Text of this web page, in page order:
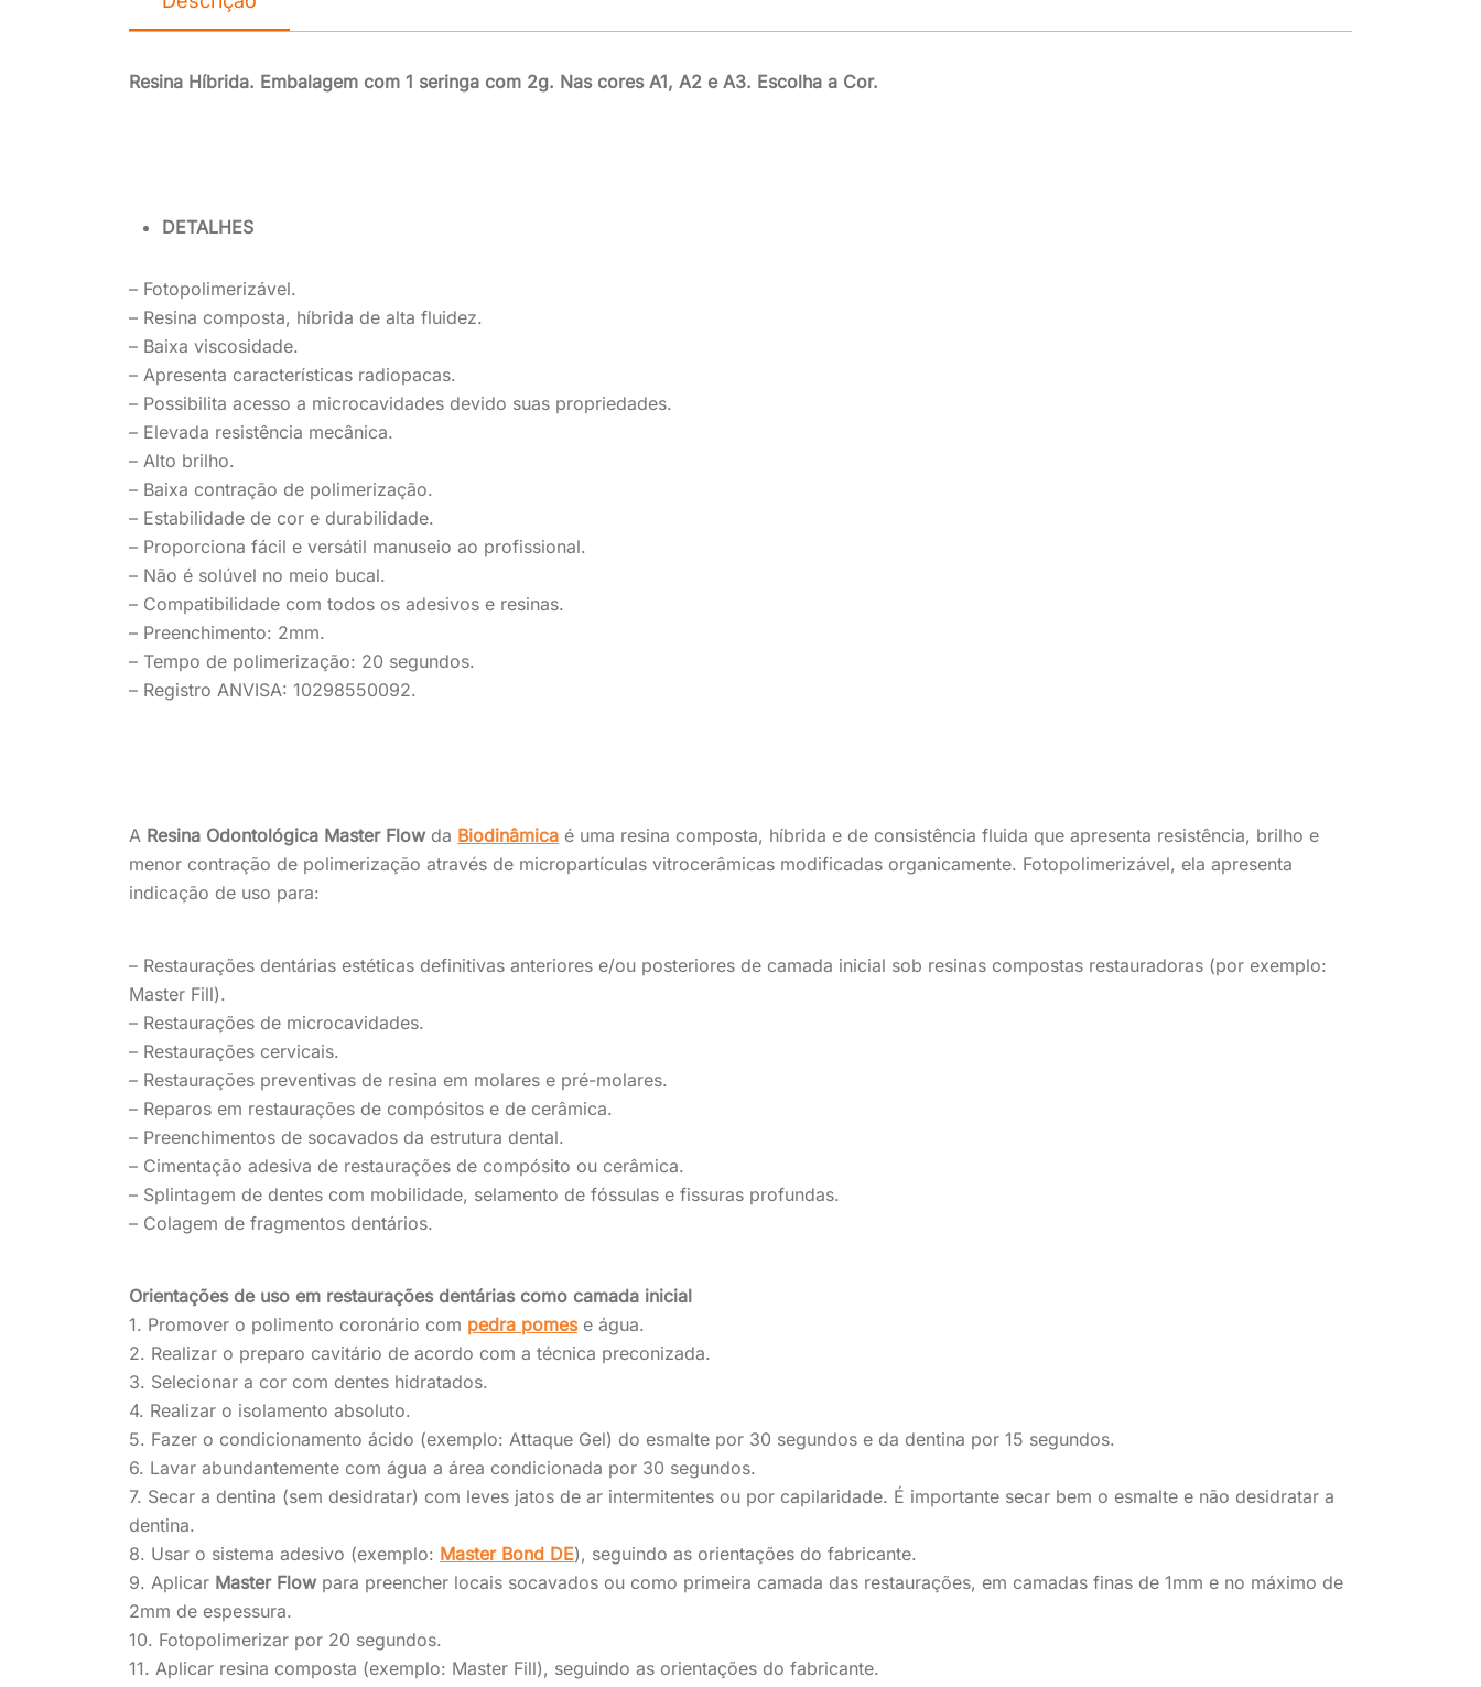
Resina Híbrida. Embalagem com 1 seringa com 2g. Nas cores A1, A2 e A3. Escolha a Cor.
DETALHES
– Fotopolimerizável.
– Resina composta, híbrida de alta fluidez.
– Baixa viscosidade.
– Apresenta características radiopacas.
– Possibilita acesso a microcavidades devido suas propriedades.
– Elevada resistência mecânica.
– Alto brilho.
– Baixa contração de polimerização.
– Estabilidade de cor e durabilidade.
– Proporciona fácil e versátil manuseio ao profissional.
– Não é solúvel no meio bucal.
– Compatibilidade com todos os adesivos e resinas.
– Preenchimento: 2mm.
– Tempo de polimerização: 20 segundos.
– Registro ANVISA: 10298550092.
A Resina Odontológica Master Flow da Biodinâmica é uma resina composta, híbrida e de consistência fluida que apresenta resistência, brilho e
menor contração de polimerização através de micropartículas vitrocerâmicas modificadas organicamente. Fotopolimerizável, ela apresenta
indicação de uso para:
– Restaurações dentárias estéticas definitivas anteriores e/ou posteriores de camada inicial sob resinas compostas restauradoras (por exemplo:
Master Fill).
– Restaurações de microcavidades.
– Restaurações cervicais.
– Restaurações preventivas de resina em molares e pré-molares.
– Reparos em restaurações de compósitos e de cerâmica.
– Preenchimentos de socavados da estrutura dental.
– Cimentação adesiva de restaurações de compósito ou cerâmica.
– Splintagem de dentes com mobilidade, selamento de fóssulas e fissuras profundas.
– Colagem de fragmentos dentários.
Orientações de uso em restaurações dentárias como camada inicial
1. Promover o polimento coronário com pedra pomese água.
2. Realizar o preparo cavitário de acordo com a técnica preconizada.
3. Selecionar a cor com dentes hidratados.
4. Realizar o isolamento absoluto.
5. Fazer o condicionamento ácido (exemplo: Attaque Gel) do esmalte por 30 segundos e da dentina por 15 segundos.
6. Lavar abundantemente com água a área condicionada por 30 segundos.
7. Secar a dentina (sem desidratar) com leves jatos de ar intermitentes ou por capilaridade. É importante secar bem o esmalte e não desidratar a
dentina.
8. Usar o sistema adesivo (exemplo: Master Bond DE), seguindo as orientações do fabricante.
9. Aplicar Master Flow para preencher locais socavados ou como primeira camada das restaurações, em camadas finas de 1mm e no máximo de
2mm de espessura.
10. Fotopolimerizar por 20 segundos.
11. Aplicar resina composta (exemplo: Master Fill), seguindo as orientações do fabricante.